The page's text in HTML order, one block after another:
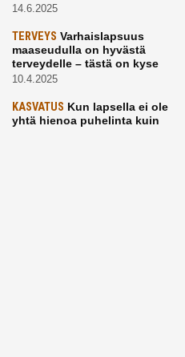
14.6.2025
TERVEYS Varhaislapsuus
maaseudulla on hyvästä
terveydelle – tästä on kyse
10.4.2025
KASVATUS Kun lapsella ei ole
yhtä hienoa puhelinta kuin